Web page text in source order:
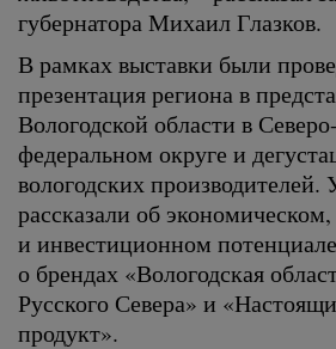
губернатора Михаил Глазков.
В рамках выставки были
презентация региона в
Вологодской области в
федеральном округе и
вологодских производителей.
рассказали об
и инвестиционном
о брендах «Вологодская
Русского Севера» и
продукт».